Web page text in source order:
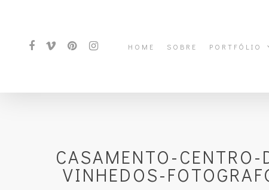
HOME SOBRE PORTFÓLIO
CASAMENTO-
VINHEDOS-